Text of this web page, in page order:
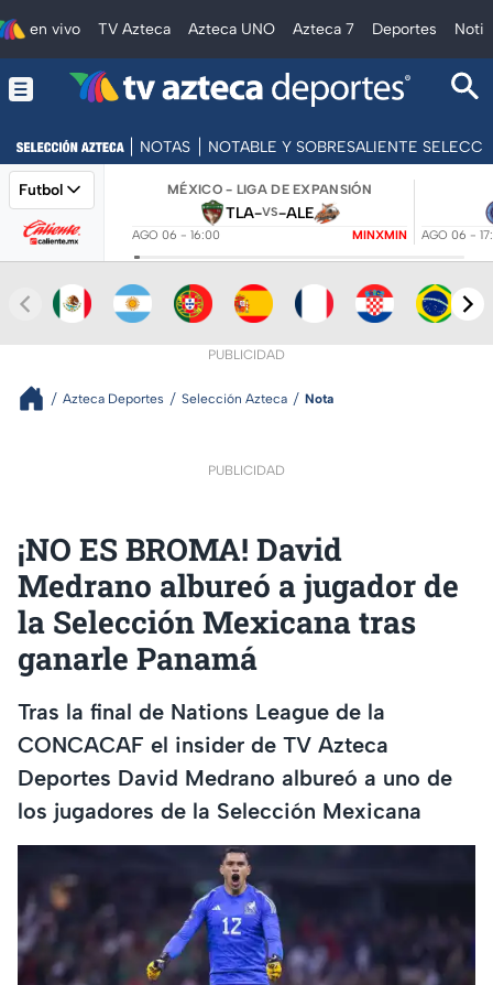
en vivo TV Azteca Azteca UNO Azteca 7 Deportes
NOTAS NOTABLE Y SOBRESALIENTE
Futbol MÉXICO - LIGA DE EXPANSIÓN
TLA-VS-ALE
AGO 06 - 16:00 MINXMIN AGO 06 -
PUBLICIDAD
Azteca Deportes Selección Azteca Nota
PUBLICIDAD
¡NO ES BROMA! David
Medrano albureó a jugador de
la Selección Mexicana tras
ganarle Panamá
Tras la final de Nations League de la
CONCACAF el insider de TV Azteca
Deportes David Medrano albureó a uno de
los jugadores de la Selección Mexicana